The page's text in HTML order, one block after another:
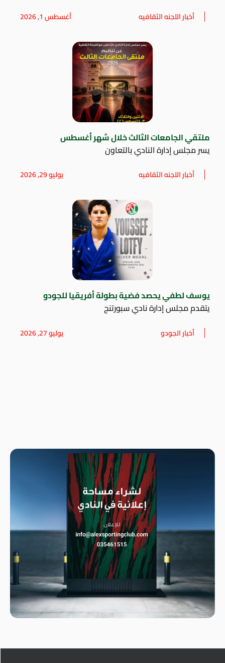
أخبار اللجنه الثقافيه أغسطس 1, 2026
ملتقي الجامعات الثالث خلال شهر أغسطس
يسر مجلس إدارة النادي بالتعاون
أخبار اللجنه الثقافيه يوليو 29, 2026
يوسف لطفي يحصد فضية بطولة أفريقيا للجودو
يتقدم مجلس إدارة نادي سبورتنج
أخبار الجودو يوليو 27, 2026